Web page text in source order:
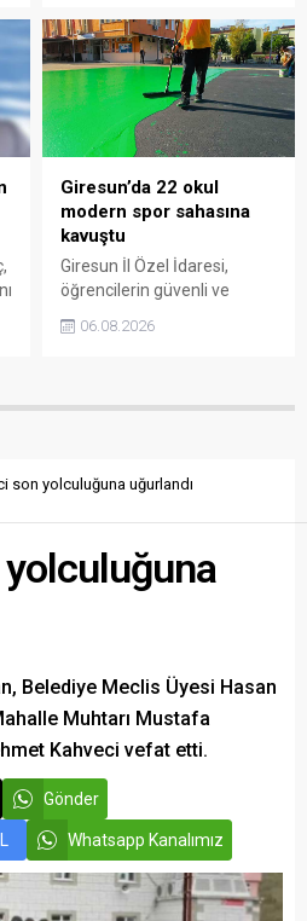
da yaşadığı sorunları ve
beklentilerini doğrudan
Başkan Sıbıç’a aktardı.
Giresun’da 22 okul
modern spor sahasına
kavuştu
Giresun İl Özel İdaresi,
öğrencilerin güvenli ve
yapabilmesi amacıyla 22
dönüştürdü. Tamamlanan
yatırımlar arasında yerini
06.08.2026
son yolculuğuna uğurlandı
Belediye Meclis Üyesi Hasan
Muhtarı Mustafa
Kahveci vefat etti.
Gönder
Whatsapp Kanalımız